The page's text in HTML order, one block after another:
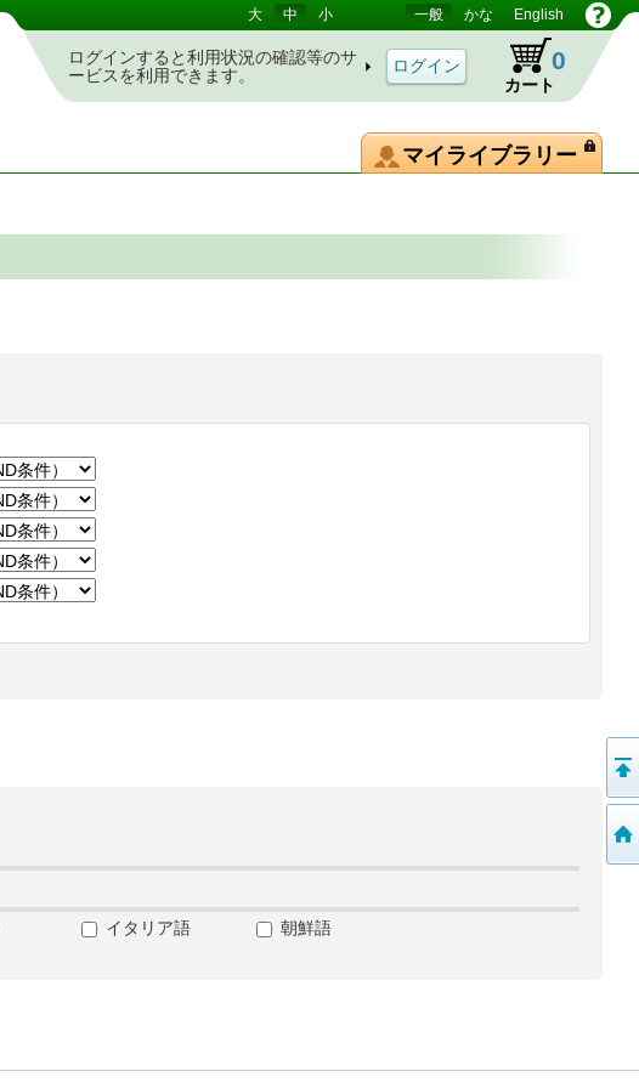
大 中 小 一般 かな English
ログインすると利用状況の確認等のサ
ービスを利用できます。
カート
0
マイライブラリー
イタリア語
朝鮮語